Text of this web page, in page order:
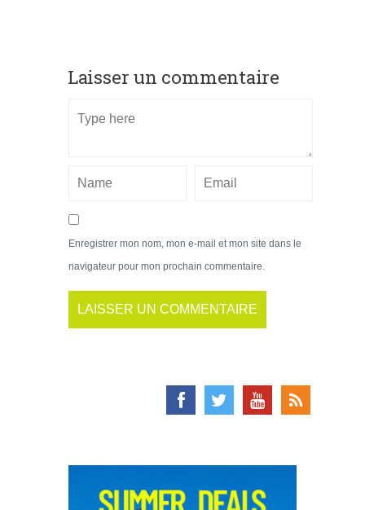
Laisser un commentaire
Enregistrer mon nom, mon e-mail et mon site dans le
navigateur pour mon prochain commentaire.